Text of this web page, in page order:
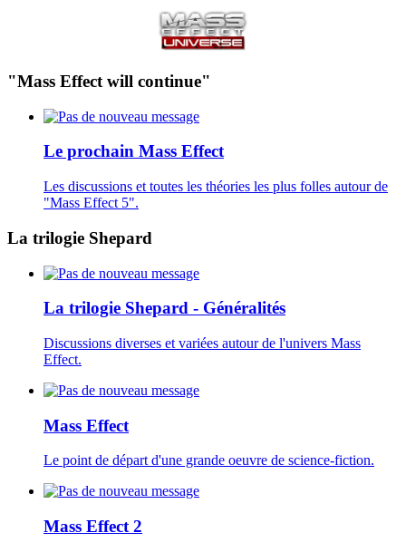
"Mass Effect will continue"
Le prochain Mass Effect
Les discussions et toutes les théories les plus folles autour de
"Mass Effect 5".
La trilogie Shepard
La trilogie Shepard - Généralités
Discussions diverses et variées autour de l'univers Mass
Effect.
Mass Effect
Le point de départ d'une grande oeuvre de science-fiction.
Mass Effect 2